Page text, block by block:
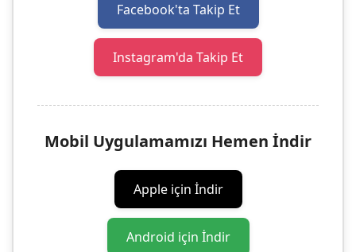
Facebook'ta Takip Et
Instagram'da Takip Et
Mobil Uygulamamızı Hemen İndir
Apple için İndir
Android için İndir